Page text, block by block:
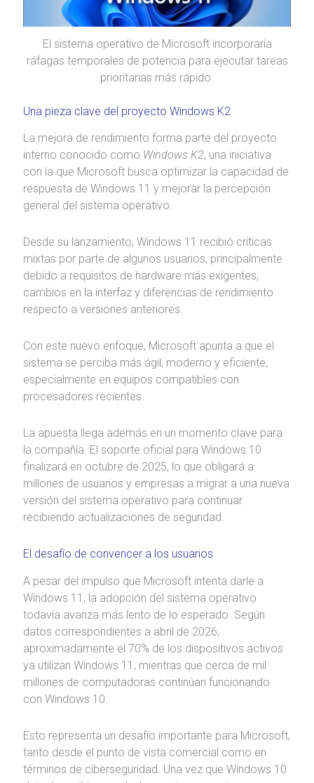
El sistema operativo de Microsoft incorporaría
ráfagas temporales de potencia para ejecutar tareas
prioritarias más rápido.
Una pieza clave del proyecto Windows K2
La mejora de rendimiento forma parte del proyecto
interno conocido como Windows K2, una iniciativa
con la que Microsoft busca optimizar la capacidad de
respuesta de Windows 11 y mejorar la percepción
general del sistema operativo.
Desde su lanzamiento, Windows 11 recibió críticas
mixtas por parte de algunos usuarios, principalmente
debido a requisitos de hardware más exigentes,
cambios en la interfaz y diferencias de rendimiento
respecto a versiones anteriores.
Con este nuevo enfoque, Microsoft apunta a que el
sistema se perciba más ágil, moderno y eficiente,
especialmente en equipos compatibles con
procesadores recientes.
La apuesta llega además en un momento clave para
la compañía. El soporte oficial para Windows 10
finalizará en octubre de 2025, lo que obligará a
millones de usuarios y empresas a migrar a una nueva
versión del sistema operativo para continuar
recibiendo actualizaciones de seguridad.
El desafío de convencer a los usuarios
A pesar del impulso que Microsoft intenta darle a
Windows 11, la adopción del sistema operativo
todavía avanza más lento de lo esperado. Según
datos correspondientes a abril de 2026,
aproximadamente el 70% de los dispositivos activos
ya utilizan Windows 11, mientras que cerca de mil
millones de computadoras continúan funcionando
con Windows 10.
Esto representa un desafío importante para Microsoft,
tanto desde el punto de vista comercial como en
términos de ciberseguridad. Una vez que Windows 10